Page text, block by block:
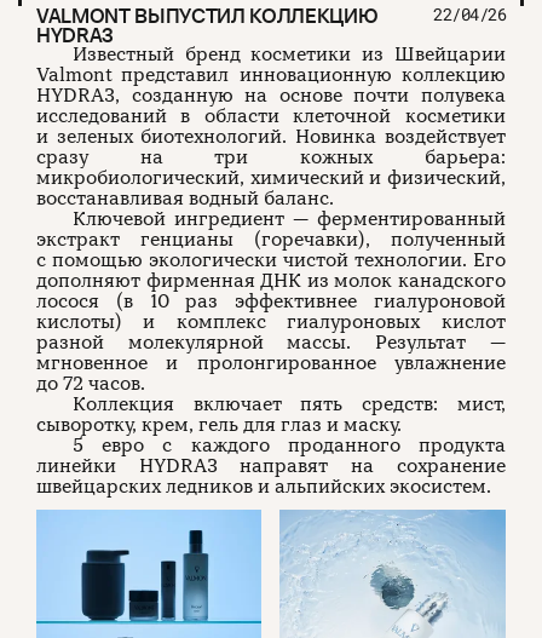
VALMONT ВЫПУСТИЛ КОЛЛЕКЦИЮ
HYDRA3
22/04/26
Известный бренд косметики из Швейцарии
Valmont представил инновационную коллекцию
HYDRA3, созданную на основе почти полувека
исследований в области клеточной косметики
и зеленых биотехнологий. Новинка воздействует
сразу на три кожных барьера:
микробиологический, химический и физический,
восстанавливая водный баланс.
Ключевой ингредиент — ферментированный
экстракт генцианы (горечавки), полученный
с помощью экологически чистой технологии. Его
дополняют фирменная ДНК из молок канадского
лосося (в 10 раз эффективнее гиалуроновой
кислоты) и комплекс гиалуроновых кислот
разной молекулярной массы. Результат —
мгновенное и пролонгированное увлажнение
до 72 часов.
Коллекция включает пять средств: мист,
сыворотку, крем, гель для глаз и маску.
5 евро с каждого проданного продукта
линейки HYDRA3 направят на сохранение
швейцарских ледников и альпийских экосистем.
О проекте
Команда
ЧТИВО ДОМ
YouTube
Telegram
VK
Рекламодателям